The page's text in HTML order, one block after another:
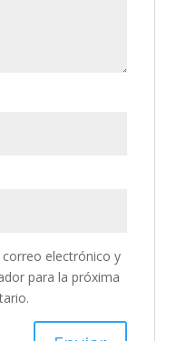
electrónico y
para la próxima